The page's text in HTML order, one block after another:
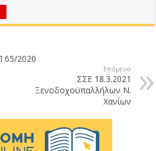
65/2020
Επόμενο
ΣΣΕ 18.3.2021
Ξενοδοχοϋπαλλήλων Ν.
Χανίων